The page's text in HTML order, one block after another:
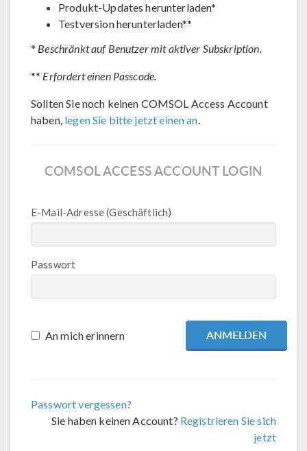
Produkt-Updates herunterladen*
Testversion herunterladen**
* Beschränkt auf Benutzer mit aktiver Subskription.
** Erfordert einen Passcode.
Sollten Sie noch keinen COMSOL Access Account
haben, legen Sie bitte jetzt einen an.
COMSOL ACCESS ACCOUNT LOGIN
E-Mail-Adresse (Geschäftlich)
Passwort
An mich erinnern
Passwort vergessen?
Sie haben keinen Account? Registrieren Sie sich
jetzt